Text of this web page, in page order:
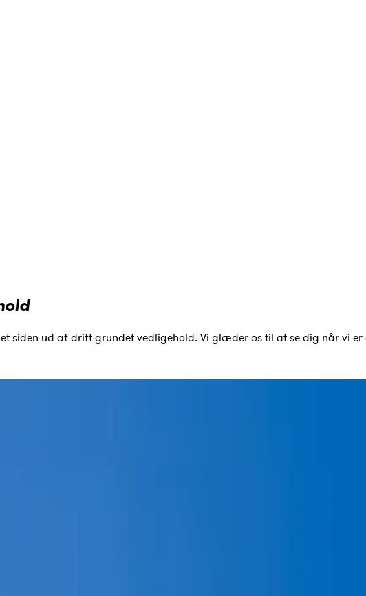
siden ud af drift grundet vedligehold. Vi glæder os til at se dig når vi er